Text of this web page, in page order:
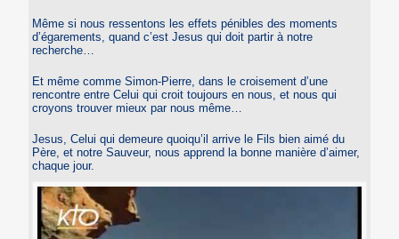
Même si nous ressentons les effets pénibles des moments
d’égarements, quand c’est Jesus qui doit partir à notre
recherche…
Et même comme Simon-Pierre, dans le croisement d’une
rencontre entre Celui qui croit toujours en nous, et nous qui
croyons trouver mieux par nous même…
Jesus, Celui qui demeure quoiqu’il arrive le Fils bien aimé du
Père, et notre Sauveur, nous apprend la bonne manière d’aimer,
chaque jour.